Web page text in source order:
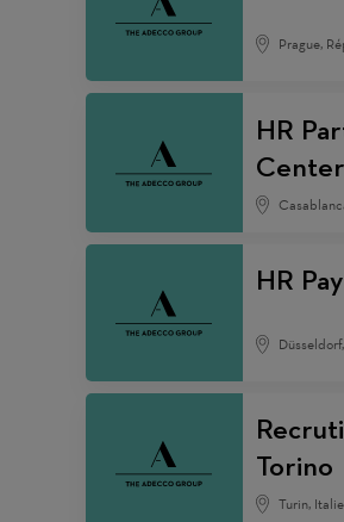
Prague,
HR
Center
HR
Torino
Turin, Italie